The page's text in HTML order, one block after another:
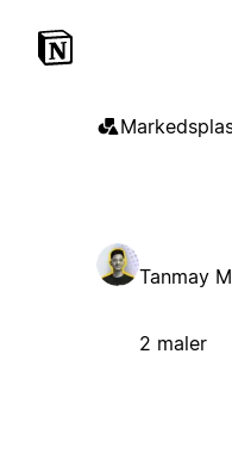
Tanmay M
2 maler